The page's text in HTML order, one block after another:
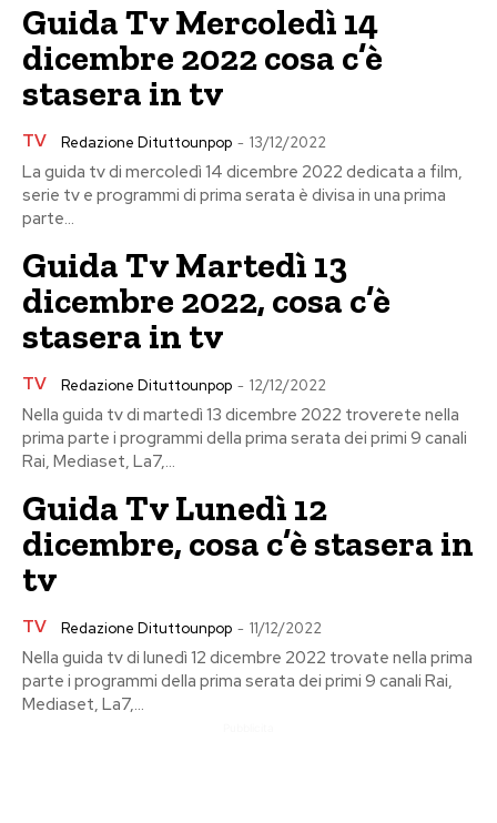
Guida Tv Mercoledì 14
dicembre 2022 cosa c’è
stasera in tv
TV Redazione Dituttounpop - 13/12/2022
La guida tv di mercoledì 14 dicembre 2022 dedicata a film,
serie tv e programmi di prima serata è divisa in una prima
parte...
Guida Tv Martedì 13
dicembre 2022, cosa c’è
stasera in tv
TV Redazione Dituttounpop - 12/12/2022
Nella guida tv di martedì 13 dicembre 2022 troverete nella
prima parte i programmi della prima serata dei primi 9 canali
Rai, Mediaset, La7,...
Guida Tv Lunedì 12
dicembre, cosa c’è stasera in
tv
TV Redazione Dituttounpop - 11/12/2022
Nella guida tv di lunedì 12 dicembre 2022 trovate nella prima
parte i programmi della prima serata dei primi 9 canali Rai,
Mediaset, La7,...